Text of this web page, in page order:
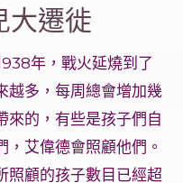
大遷徙
年，戰火延燒到了
越多，每周總會增加幾
來的，有些是孩子們自
，艾偉德會照顧他們。
照顧的孩子數目已經超